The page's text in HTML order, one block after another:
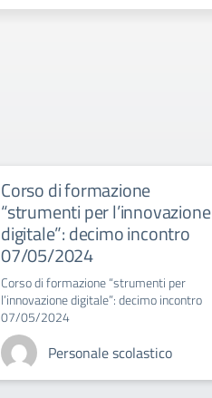
Corso di formazione
“strumenti per l’innovazione
digitale”: decimo incontro
07/05/2024
Corso di formazione “strumenti per
l’innovazione digitale”: decimo incontro
07/05/2024
Personale scolastico